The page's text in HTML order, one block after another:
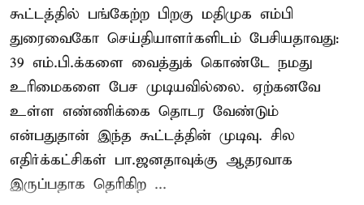
கூட்டத்தில் பங்கேற்ற பிறகு மதிமுக எம்பி
துரைவைகோ செய்தியாளர்களிடம் பேசியதாவது:
39 எம்.பி.க்களை வைத்துக் கொண்டே நமது
உரிமைகளை பேச முடியவில்லை. ஏற்கனவே
உள்ள எண்ணிக்கை தொடர வேண்டும்
என்பதுதான் இந்த கூட்டத்தின் முடிவு. சில
எதிர்க்கட்சிகள் பா.ஜனதாவுக்கு ஆதரவாக
இருப்பதாக தெரிகிற ...